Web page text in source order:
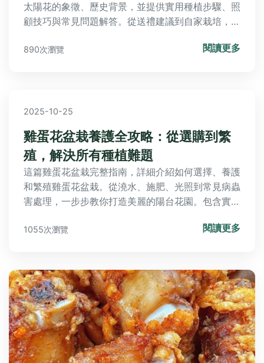
太陽花的象徵、歷史背景，並提供實用種植步驟、照
顧技巧與常見問題解答。從送禮建議到自家栽培，涵
3000字，內容豐富且易讀。
890次瀏覽 閱讀更多
2025-10-25
雞蛋花盆栽養護全攻略：從選購到繁
殖，解決所有種植難題
這篇雞蛋花盆栽完整指南，詳細介紹如何選擇、養護
和繁殖雞蛋花盆栽。從澆水、施肥、光照到常見病蟲
害處理，一步步教你打造美麗的陽台花園。包含實用
有關於雞蛋花盆栽的疑問。
1055次瀏覽 閱讀更多